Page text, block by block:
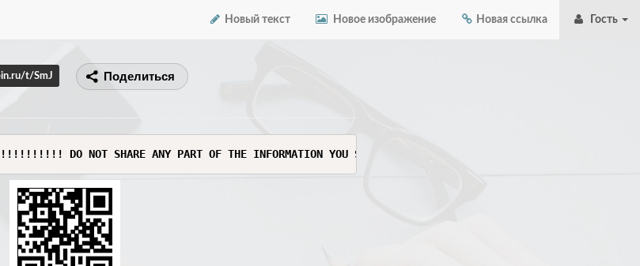
Новый текст Новое изображение Новая ссылка Гость
t/SmJ Поделиться
DO NOT SHARE ANY PART OF THE INFORMATION YOU SEE HERE. THIS INFORMATION IS SENSITIVE AND CAN